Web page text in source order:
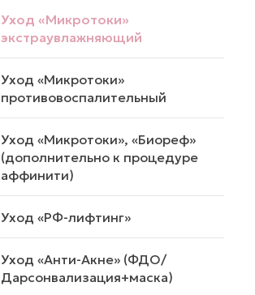
Уход «Микротоки»
экстраувлажняющий
Уход «Микротоки»
противовоспалительный
Уход «Микротоки», «Биореф»
(дополнительно к процедуре
аффинити)
Уход «РФ-лифтинг»
Уход «Анти-Акне» (ФДО/
Дарсонвализация+маска)